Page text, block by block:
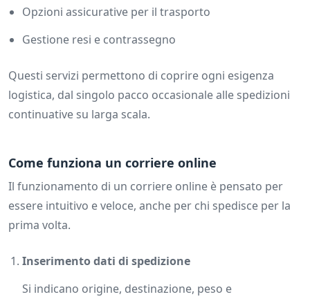
Opzioni assicurative per il trasporto
Gestione resi e contrassegno
Questi servizi permettono di coprire ogni esigenza
logistica, dal singolo pacco occasionale alle spedizioni
continuative su larga scala.
Come funziona un corriere online
Il funzionamento di un corriere online è pensato per
essere intuitivo e veloce, anche per chi spedisce per la
prima volta.
Inserimento dati di spedizione
Si indicano origine, destinazione, peso e